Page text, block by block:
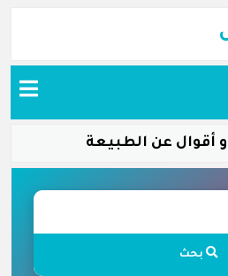
أقوال عن الطبيعة
بحث